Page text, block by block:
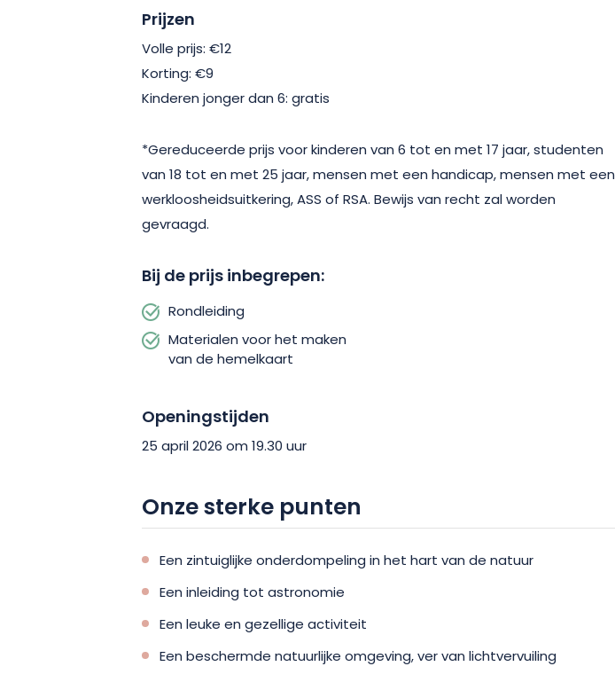
herinneringen onder de sterrenhemel. Reserveer je plaats en laat ons je
Prijzen
Volle prijs: €12
Korting: €9
Kinderen jonger dan 6: gratis
*Gereduceerde prijs voor kinderen van 6 tot en met 17 jaar, studenten
van 18 tot en met 25 jaar, mensen met een handicap, mensen met een
werkloosheidsuitkering, ASS of RSA. Bewijs van recht zal worden
gevraagd.
Bij de prijs inbegrepen:
Rondleiding
Materialen voor het maken
van de hemelkaart
Openingstijden
25 april 2026 om 19.30 uur
Onze sterke punten
Een zintuiglijke onderdompeling in het hart van de natuur
Een inleiding tot astronomie
Een leuke en gezellige activiteit
Een beschermde natuurlijke omgeving, ver van lichtvervuiling